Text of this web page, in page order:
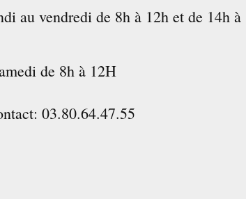
au vendredi de 8h à 12h et de 14h à
de 8h à 12H
03.80.64.47.55